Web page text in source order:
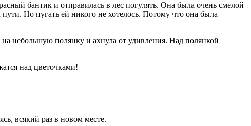
бантик и отправилась в лес погулять. Она была очень смелой
Но пугать ей никого не хотелось. Потому что она была
небольшую полянку и ахнула от удивления. Над полянкой
над цветочками!
всякий раз в новом месте.